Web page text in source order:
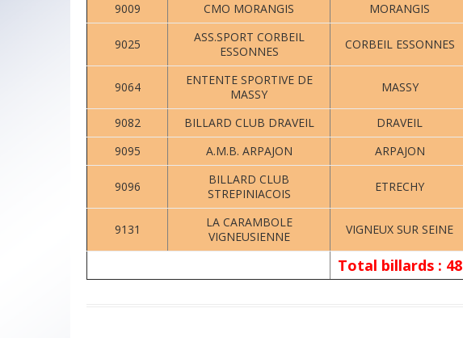
9009
CMO MORANGIS MORANGIS
9025
ASS.SPORT CORBEIL
ESSONNES
CORBEIL ESSONNES
9064
ENTENTE SPORTIVE DE
MASSY
MASSY
9082 BILLARD CLUB DRAVEIL DRAVEIL
9095
A.M.B. ARPAJON ARPAJON
9096
BILLARD CLUB
STREPINIACOIS
ETRECHY
9131
LA CARAMBOLE
VIGNEUSIENNE
VIGNEUX SUR SEINE
Total billards : 48